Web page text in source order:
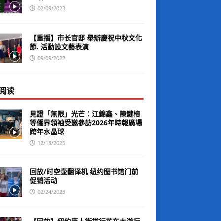
02/09/2023
【重播】市长官邸 舉辦慶祝中秋文化
節. 活動設文藝表演
09/09/2022
读
見證「無限」光芒：江錦鑫、陳鍵榕
等僑界領袖受邀參訪2026年時報廣場
跨年水晶球
12/18/2025
回放/时空壶翻译机 纽约图书馆门前
促销活动
02/24/2023